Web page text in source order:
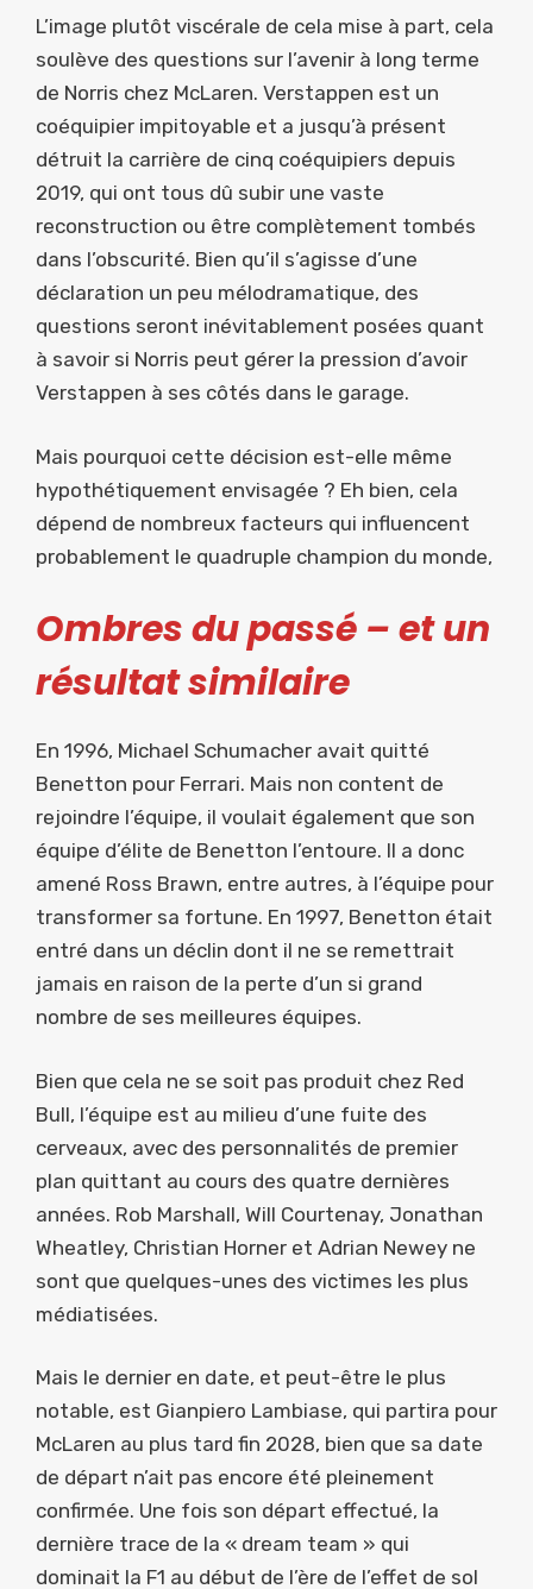
L’image plutôt viscérale de cela mise à part, cela
soulève des questions sur l’avenir à long terme
de Norris chez McLaren. Verstappen est un
coéquipier impitoyable et a jusqu’à présent
détruit la carrière de cinq coéquipiers depuis
2019, qui ont tous dû subir une vaste
reconstruction ou être complètement tombés
dans l’obscurité. Bien qu’il s’agisse d’une
déclaration un peu mélodramatique, des
questions seront inévitablement posées quant
à savoir si Norris peut gérer la pression d’avoir
Verstappen à ses côtés dans le garage.
Mais pourquoi cette décision est-elle même
hypothétiquement envisagée ? Eh bien, cela
dépend de nombreux facteurs qui influencent
probablement le quadruple champion du monde,
Ombres du passé – et un
résultat similaire
En 1996, Michael Schumacher avait quitté
Benetton pour Ferrari. Mais non content de
rejoindre l’équipe, il voulait également que son
équipe d’élite de Benetton l’entoure. Il a donc
amené Ross Brawn, entre autres, à l’équipe pour
transformer sa fortune. En 1997, Benetton était
entré dans un déclin dont il ne se remettrait
jamais en raison de la perte d’un si grand
nombre de ses meilleures équipes.
Bien que cela ne se soit pas produit chez Red
Bull, l’équipe est au milieu d’une fuite des
cerveaux, avec des personnalités de premier
plan quittant au cours des quatre dernières
années. Rob Marshall, Will Courtenay, Jonathan
Wheatley, Christian Horner et Adrian Newey ne
sont que quelques-unes des victimes les plus
médiatisées.
Mais le dernier en date, et peut-être le plus
notable, est Gianpiero Lambiase, qui partira pour
McLaren au plus tard fin 2028, bien que sa date
de départ n’ait pas encore été pleinement
confirmée. Une fois son départ effectué, la
dernière trace de la « dream team » qui
dominait la F1 au début de l’ère de l’effet de sol